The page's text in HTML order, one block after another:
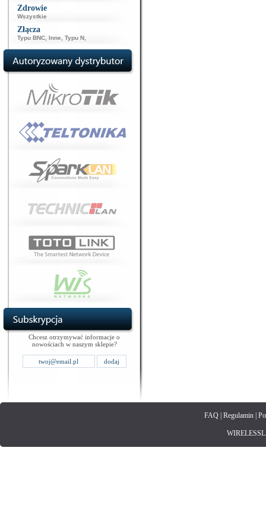
Zdrowie
Wszystkie
Złącza
Typu BNC Inne Typu N
Chcesz otrzymywać informacje o
nowościach w naszym sklepie?
FAQ| Regulamin|